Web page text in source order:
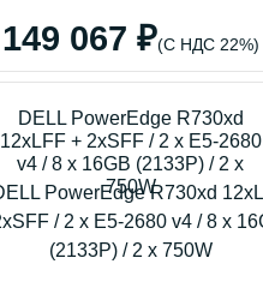
149 067 ₽(С НДС 22%)
DELL PowerEdge R730xd
12xLFF + 2xSFF / 2 x E5-2680
v4 / 8 x 16GB (2133P) / 2 x
750W